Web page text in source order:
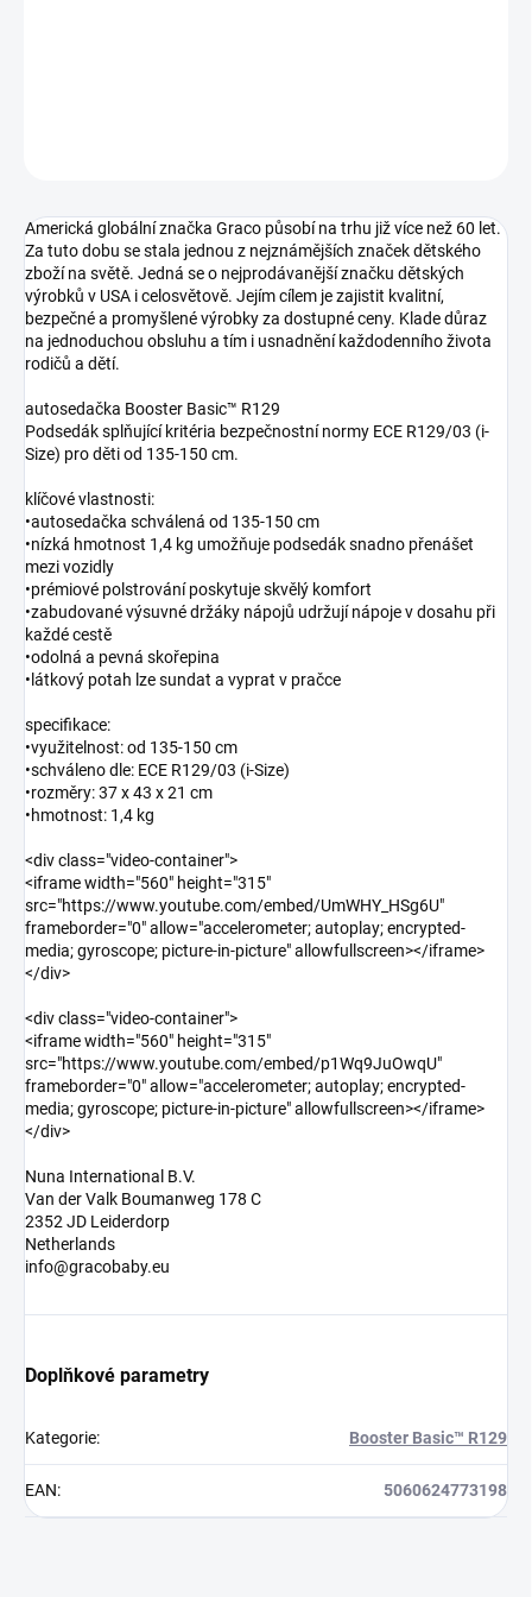
Americká globální značka Graco působí na trhu již více než 60 let.
Za tuto dobu se stala jednou z nejznámějších značek dětského
zboží na světě. Jedná se o nejprodávanější značku dětských
výrobků v USA i celosvětově. Jejím cílem je zajistit kvalitní,
bezpečné a promyšlené výrobky za dostupné ceny. Klade důraz
na jednoduchou obsluhu a tím i usnadnění každodenního života
rodičů a dětí.
autosedačka Booster Basic™ R129
Podsedák splňující kritéria bezpečnostní normy ECE R129/03 (i-
Size) pro děti od 135-150 cm.
klíčové vlastnosti:
•autosedačka schválená od 135-150 cm
•nízká hmotnost 1,4 kg umožňuje podsedák snadno přenášet
mezi vozidly
•prémiové polstrování poskytuje skvělý komfort
•zabudované výsuvné držáky nápojů udržují nápoje v dosahu při
každé cestě
•odolná a pevná skořepina
•látkový potah lze sundat a vyprat v pračce
specifikace:
•využitelnost: od 135-150 cm
•schváleno dle: ECE R129/03 (i-Size)
•rozměry: 37 x 43 x 21 cm
•hmotnost: 1,4 kg
<div class="video-container">
<iframe width="560" height="315"
src="https://www.youtube.com/embed/UmWHY_HSg6U"
frameborder="0" allow="accelerometer; autoplay; encrypted-
media; gyroscope; picture-in-picture" allowfullscreen></iframe>
</div>
<div class="video-container">
<iframe width="560" height="315"
src="https://www.youtube.com/embed/p1Wq9JuOwqU"
frameborder="0" allow="accelerometer; autoplay; encrypted-
media; gyroscope; picture-in-picture" allowfullscreen></iframe>
</div>
Nuna International B.V.
Van der Valk Boumanweg 178 C
2352 JD Leiderdorp
Netherlands
info@gracobaby.eu
Doplňkové parametry
Kategorie: Booster Basic™ R129
EAN: 5060624773198